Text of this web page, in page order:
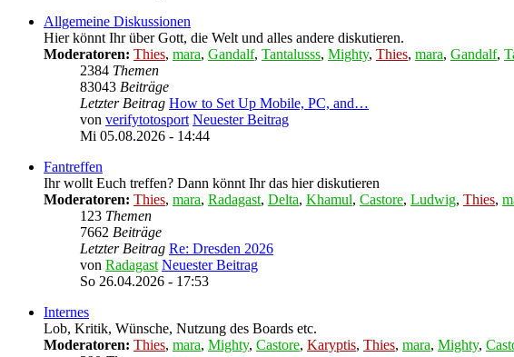
Allgemeine Diskussionen
Hier könnt Ihr über Gott, die Welt und alles andere diskutieren.
Moderatoren: Thies, mara, Gandalf, Tantalusss, Mighty, Thies, mara, Gandalf,
2384 Themen
83043 Beiträge
Letzter Beitrag How to Set Up Mobile, PC, and…
von verifytotosport Neuester Beitrag
Mi 05.08.2026 - 14:44
Fantreffen
Ihr wollt Euch treffen? Dann könnt Ihr das hier diskutieren
Moderatoren: Thies, mara, Radagast, Delta, Khamul, Castore, Ludwig, Thies,
123 Themen
7662 Beiträge
Letzter Beitrag Re: Dresden 2026
von Radagast Neuester Beitrag
So 26.04.2026 - 17:53
Internes
Lob, Kritik, Wünsche, Nutzung des Boards etc.
Moderatoren: Thies, mara, Mighty, Castore, Karyptis, Thies, mara, Mighty,